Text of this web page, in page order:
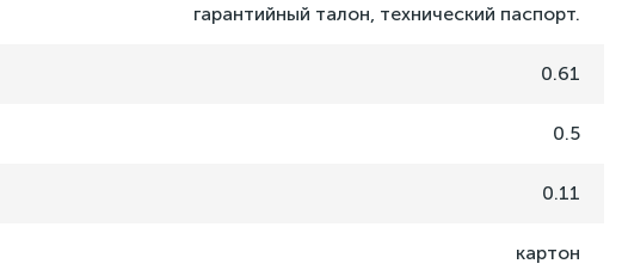
гарантийный талон, технический паспорт.
0.61
0.5
0.11
картон